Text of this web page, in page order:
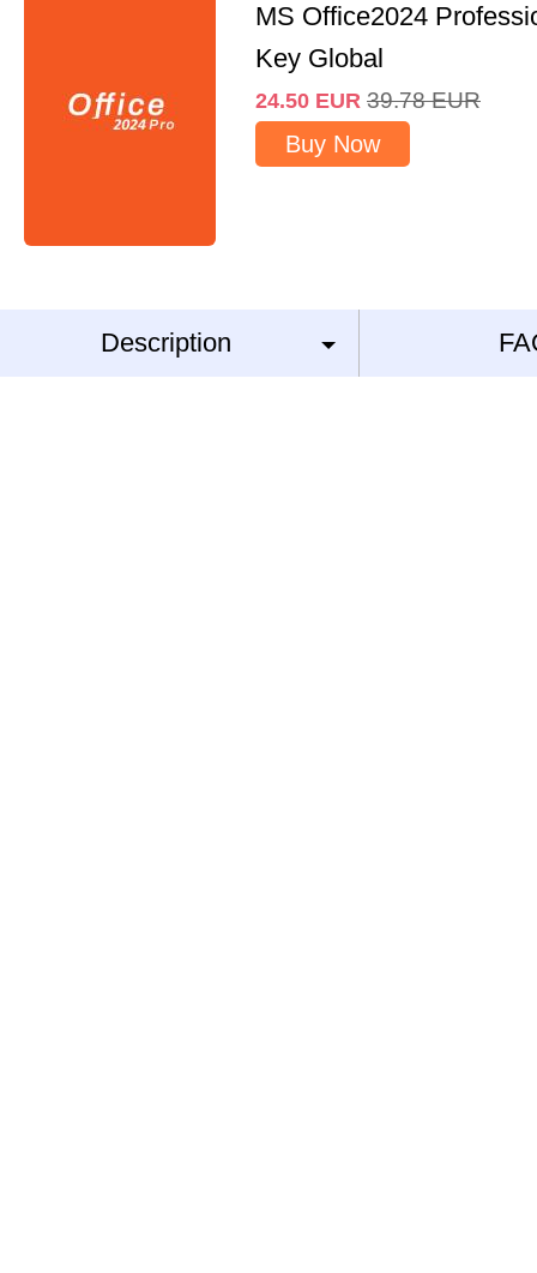
MS Office2024
Key Global
24.50 EUR 39.78 EUR
Buy Now
Description